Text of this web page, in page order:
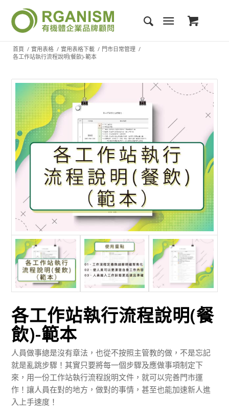
首頁 / 實用表格 / 實用表格下載 / 門市日常管理 /
各工作站執行流程說明(餐飲)-範本
各工作站執行流程說明(餐
飲)-範本
人員做事總是沒有章法，也從不按照主管教的做，不是忘記
就是亂跳步驟！其實只要將每一個步驟及應做事項制定下
來，用一份工作站執行流程說明文件，就可以完善門市運
作！讓人員在對的地方，做對的事情，甚至也能加速新人進
入上手速度！